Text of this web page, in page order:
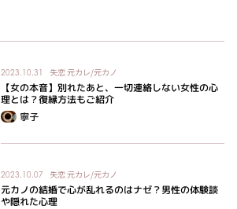
2023.10.31 失恋元カレ/元カノ
【女の本音】別れたあと、一切連絡しない女性の心
理とは？復縁方法もご紹介
寧子
2023.10.07 失恋元カレ/元カノ
元カノの結婚で心が乱れるのはナゼ？男性の体験談
や隠れた心理